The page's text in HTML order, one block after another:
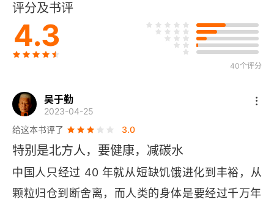
角力者：糖攫取控制权
第三章 胰岛素：不仅是血糖激素
代谢综合征：胰岛素胡作非为
与体重无关
不吃碳水，没门儿？
第四章 碳水速成班
评分及书评
4.3
40个评分
吴于勤
2023-04-25
给这本书评了
3.0
特别是北方人，要健康，减碳水
中国人只经过 40 年就从短缺饥饿进化到丰裕，从
颗粒归仓到断舍离，而人类的身体是要经过千万年